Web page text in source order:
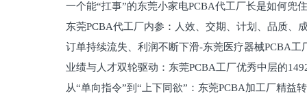
员工一个能“扛事”的东莞小家电PCBA代工厂长是如何兜
东莞PCBA代工厂内参：人效、交期、计划、品质
维锁客法则
订单持续流失、利润不断下滑-东莞医疗器械PCBA工
理死穴必须堵住
业绩与人才双轮驱动：东莞PCBA工厂优秀中层的
从“单向指令”到“上下同欲”：东莞PCBA加工厂精益